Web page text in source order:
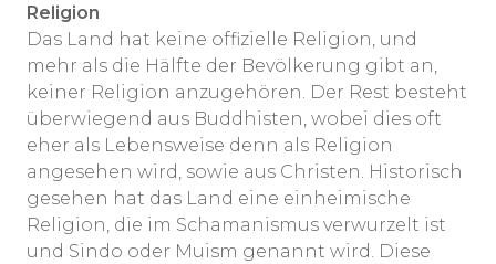
Religion
Das Land hat keine offizielle Religion, und
mehr als die Hälfte der Bevölkerung gibt an,
keiner Religion anzugehören. Der Rest besteht
überwiegend aus Buddhisten, wobei dies oft
eher als Lebensweise denn als Religion
angesehen wird, sowie aus Christen. Historisch
gesehen hat das Land eine einheimische
Religion, die im Schamanismus verwurzelt ist
und Sindo oder Muism genannt wird. Diese